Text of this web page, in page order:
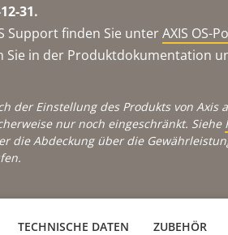
31.
Support finden Sie unterAXIS OS-
Sie in der Produktdokumentation
der Einstellung des Produkts von
nur noch eingeschränkt. Siehe
die Abdeckung über die
TECHNISCHE DATEN ZUBEHÖR